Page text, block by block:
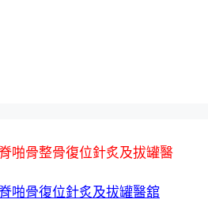
啪骨整骨復位針炙及拔罐醫
啪骨復位針炙及拔罐醫舘